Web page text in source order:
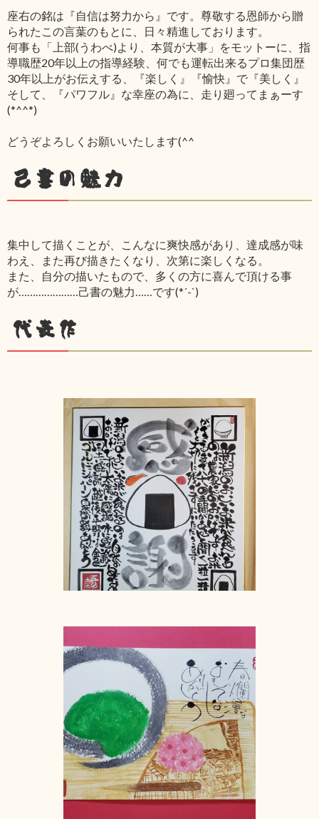
座右の銘は『自信は努力から』です。尊敬する恩師から贈
られたこの言葉のもとに、日々精進しております。
何事も「上部(うわべ)より、本質が大事」をモットーに、指
導職歴20年以上の指導経験、何でも運転出来るプロ集団歴
30年以上がお伝えする、『楽しく』『愉快』で『美しく』
そして、『パワフル』な幸座の為に、走り廻ってまぁーす
(*^^*)
どうぞよろしくお願いいたします(^^ゞ
己書の魅力
集中して描くことが、こんなに爽快感があり、達成感が味
わえ、また再び描きたくなり、次第に楽しくなる。
また、自分の描いたもので、多くの方に喜んで頂ける事
が…………………己書の魅力……です(*´-`)
代表作